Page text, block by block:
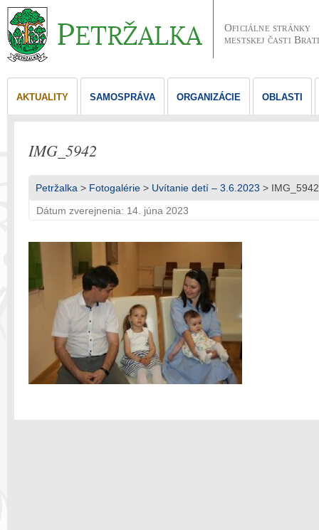
Oficiálne stránky
mestskej časti
AKTUALITY SAMOSPRÁVA ORGANIZÁCIE OBLASTI
IMG_5942
Petržalka > Fotogalérie > Uvítanie detí – 3.6.2023 > IMG_5942
Dátum zverejnenia: 14. júna 2023